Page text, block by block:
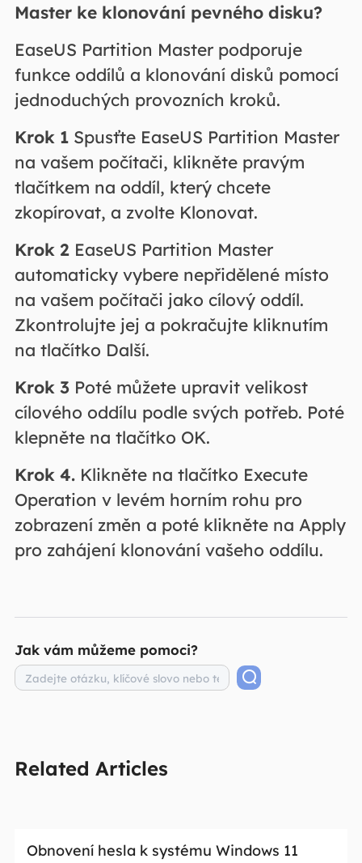
Master ke klonování pevného disku?
EaseUS Partition Master podporuje
funkce oddílů a klonování disků pomocí
jednoduchých provozních kroků.
Krok 1Spusťte EaseUS Partition Master
na vašem počítači, klikněte pravým
tlačítkem na oddíl, který chcete
zkopírovat, a zvolte Klonovat.
Krok 2EaseUS Partition Master
automaticky vybere nepřidělené místo
na vašem počítači jako cílový oddíl.
Zkontrolujte jej a pokračujte kliknutím
na tlačítko Další.
Krok 3Poté můžete upravit velikost
cílového oddílu podle svých potřeb. Poté
klepněte na tlačítko OK.
Krok 4.Klikněte na tlačítko Execute
Operation v levém horním rohu pro
zobrazení změn a poté klikněte na Apply
pro zahájení klonování vašeho oddílu.
Jak vám můžeme pomoci?
Related Articles
Obnovení hesla k systému Windows 11